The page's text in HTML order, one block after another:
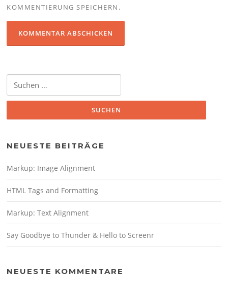
KOMMENTIERUNG SPEICHERN.
nach:
NEUESTE BEITRÄGE
Markup: Image Alignment
HTML Tags and Formatting
Markup: Text Alignment
Say Goodbye to Thunder & Hello to Screenr
NEUESTE KOMMENTARE